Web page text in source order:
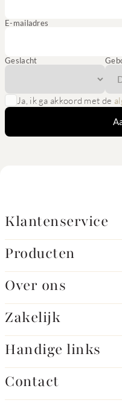
E-mailadres
Geslacht
Ja, ik ga akkoord met de
Klantenservice
Producten
Over ons
Zakelijk
Handige links
Contact